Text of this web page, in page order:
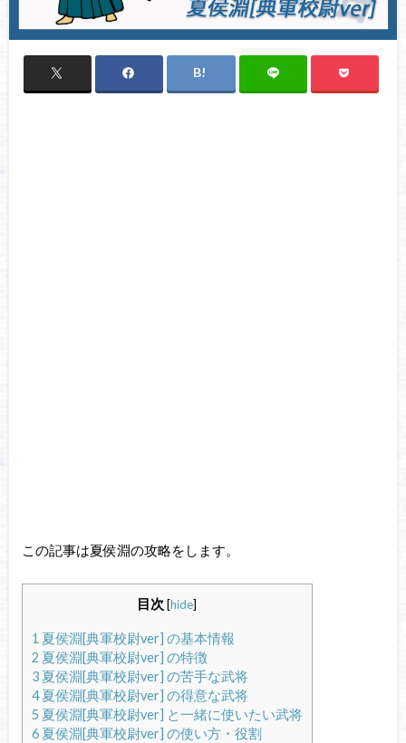
この記事は夏侯淵の攻略をします。
目次 [hide]
1 夏侯淵[典軍校尉ver] の基本情報
2 夏侯淵[典軍校尉ver] の特徴
3夏侯淵[典軍校尉ver] の苦手な武将
4夏侯淵[典軍校尉ver] の得意な武将
5 夏侯淵[典軍校尉ver] と一緒に使いたい武将
6夏侯淵[典軍校尉ver] の使い方・役割